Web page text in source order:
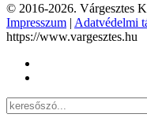
© 2016-2026. Várgesztes
Impresszum | Adatvédelmi
https://www.vargesztes.hu